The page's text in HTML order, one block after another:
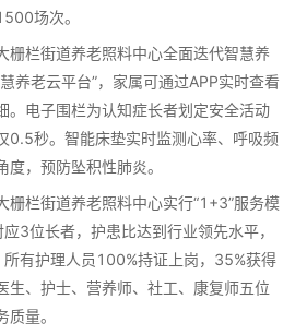
场次。
栏街道养老照料中心全面迭代智慧养
养老云平台”，家属可通过APP实时查看
。电子围栏为认知症长者划定安全活动
0.5秒。智能床垫实时监测心率、呼吸频
，预防坠积性肺炎。
栏街道养老照料中心实行“1+3”服务模
3位长者，护患比达到行业领先水平，
有护理人员100%持证上岗，35%获得
生、护士、营养师、社工、康复师五位
质量。